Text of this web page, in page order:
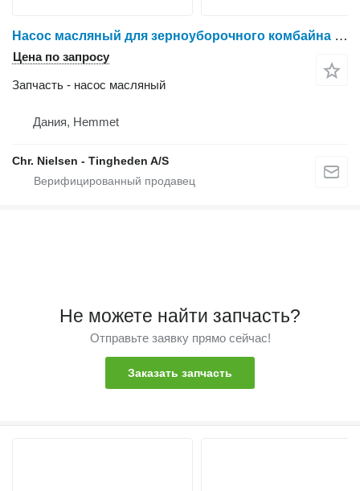
Насос масляный для зерноуборочного комбайна IVECO 8210
Цена по запросу
Запчасть - насос масляный
Дания, Hemmet
Chr. Nielsen - Tingheden A/S
Не можете найти запчасть?
Отправьте заявку прямо сейчас!
Заказать запчасть